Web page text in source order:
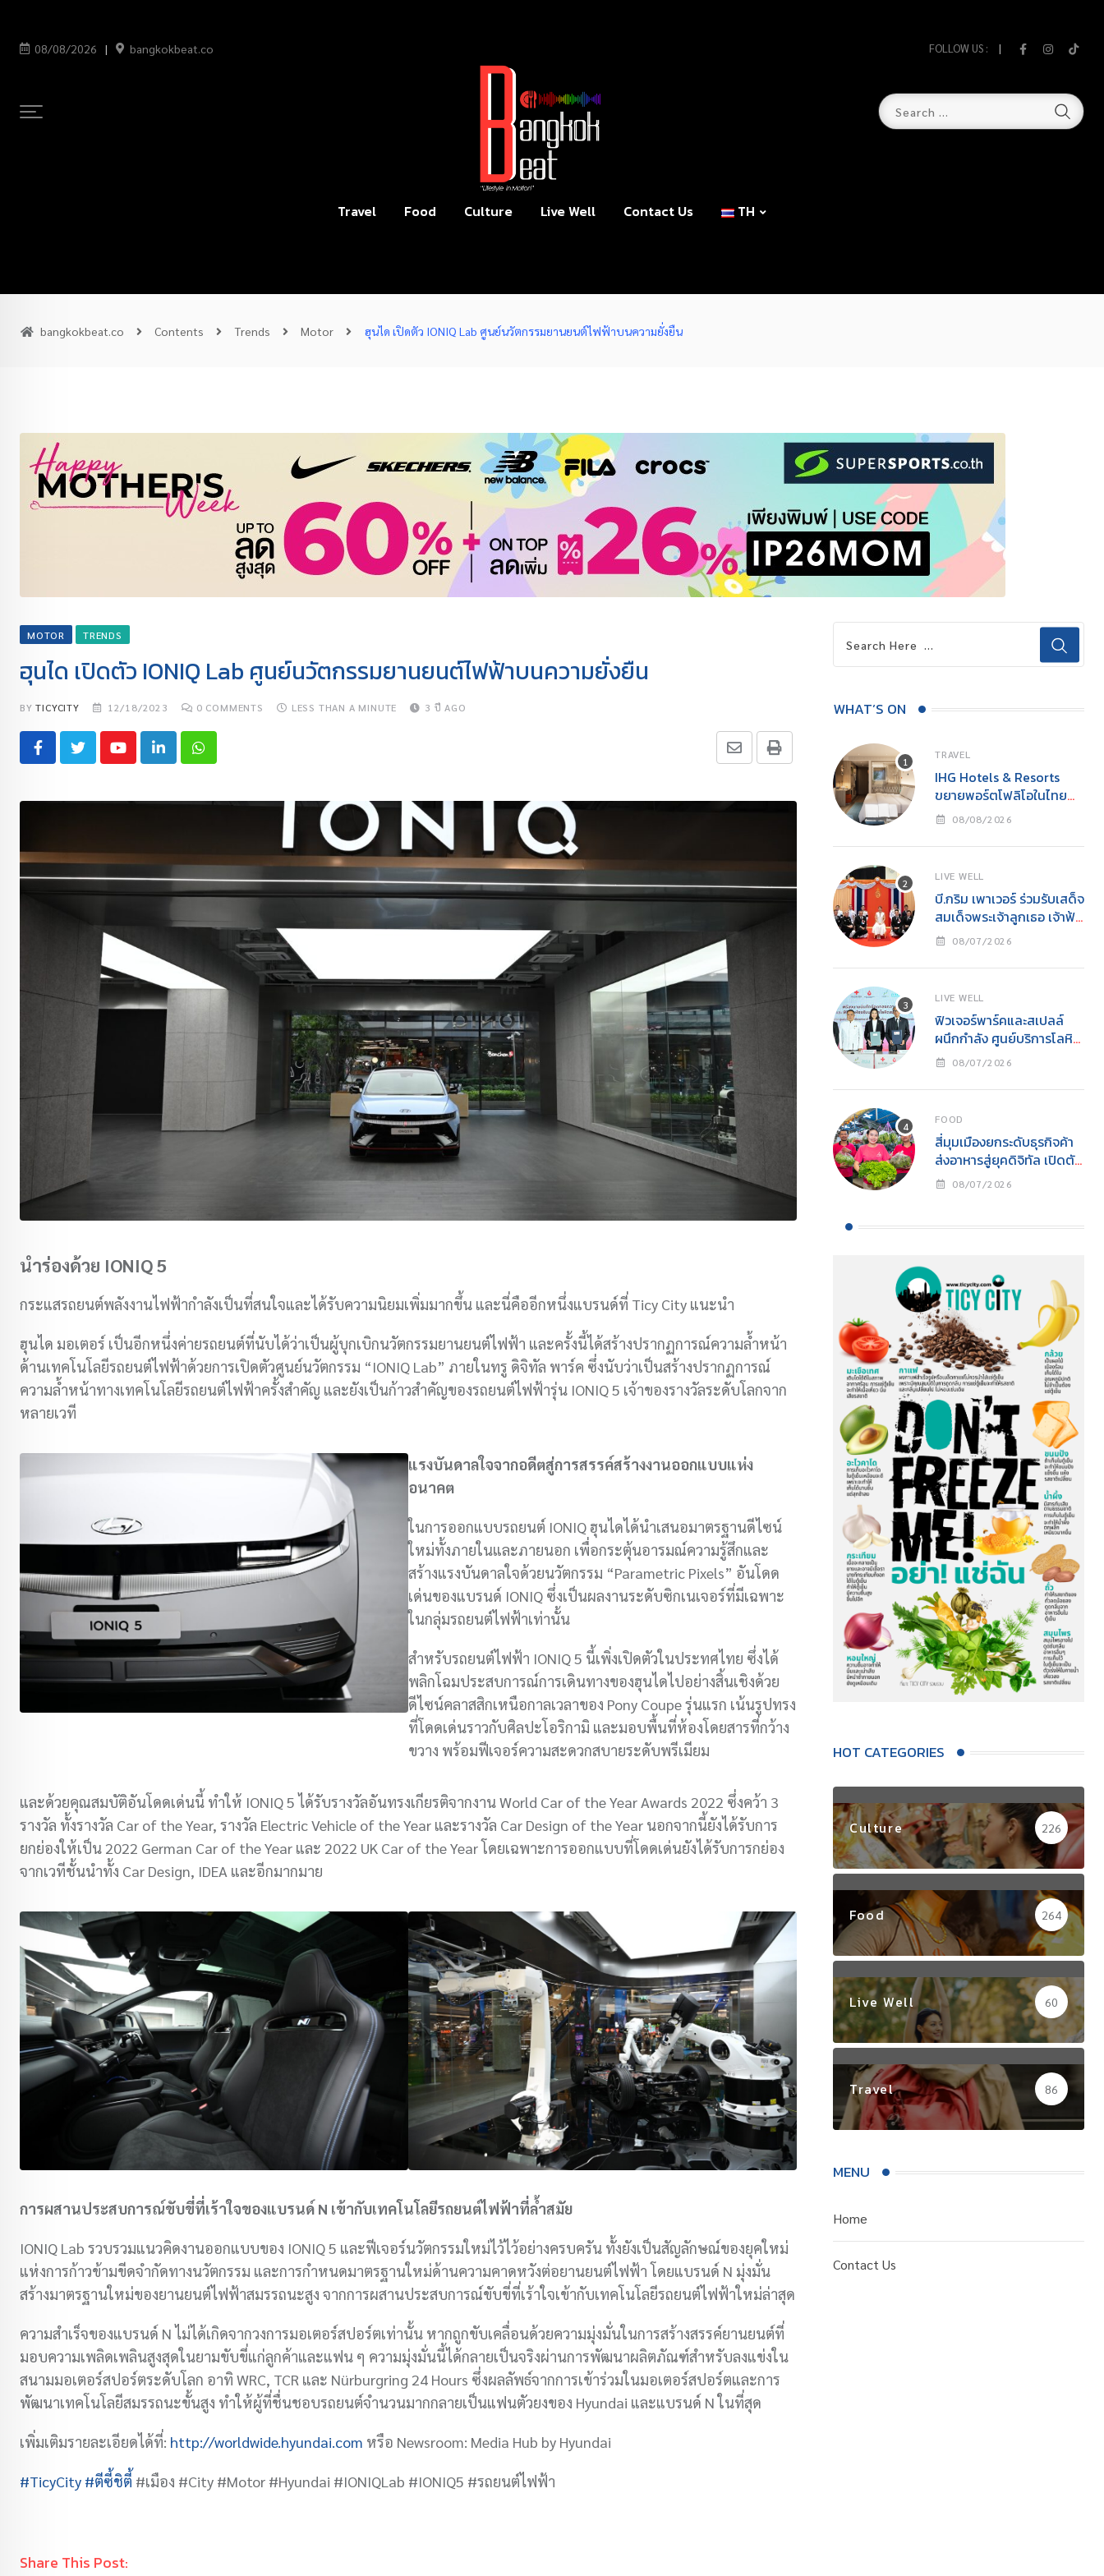
08/08/2026 bangkokbeat.co FOLLOW US :
Travel Food Culture Live Well Contact Us TH
bangkokbeat.co Contents Trends Motor ฮุนได เปิดตัว IONIQ Lab ศูนย์นวัตกรรมยานยนต์ไฟฟ้าบนความยั่งยืน
MOTOR TRENDS
ฮุนได เปิดตัว IONIQ Lab ศูนย์นวัตกรรมยานยนต์ไฟฟ้าบนความยั่งยืน
BYTICYCITY 12/18/2023 0 COMMENTS LESS THAN A MINUTE 3 ปี AGO
นำร่องด้วย IONIQ 5
กระแสรถยนต์พลังงานไฟฟ้ากำลังเป็นที่สนใจและได้รับความนิยมเพิ่มมากขึ้น และนี่คืออีกหนึ่งแบรนด์ที่ Ticy City แนะนำ
ฮุนได มอเตอร์ เป็นอีกหนึ่งค่ายรถยนต์ที่นับได้ว่าเป็นผู้บุกเบิกนวัตกรรมยานยนต์ไฟฟ้า และครั้งนี้ได้สร้างปรากฏการณ์ความล้ำหน้า
ด้านเทคโนโลยีรถยนต์ไฟฟ้าด้วยการเปิดตัวศูนย์นวัตกรรม “IONIQ Lab” ภายในทรู ดิจิทัล พาร์ค ซึ่งนับว่าเป็นสร้างปรากฏการณ์
ความล้ำหน้าทางเทคโนโลยีรถยนต์ไฟฟ้าครั้งสำคัญ และยังเป็นก้าวสำคัญของรถยนต์ไฟฟ้ารุ่น IONIQ 5 เจ้าของรางวัลระดับโลกจาก
หลายเวที
แรงบันดาลใจจากอดีตสู่การสรรค์สร้างงานออกแบบแห่ง
อนาคต
ในการออกแบบรถยนต์ IONIQ ฮุนไดได้นำเสนอมาตรฐานดีไซน์
ใหม่ทั้งภายในและภายนอก เพื่อกระตุ้นอารมณ์ความรู้สึกและ
สร้างแรงบันดาลใจด้วยนวัตกรรม “Parametric Pixels” อันโดด
เด่นของแบรนด์ IONIQ ซึ่งเป็นผลงานระดับซิกเนเจอร์ที่มีเฉพาะ
ในกลุ่มรถยนต์ไฟฟ้าเท่านั้น
สำหรับรถยนต์ไฟฟ้า IONIQ 5 นี้เพิ่งเปิดตัวในประทศไทย ซึ่งได้
พลิกโฉมประสบการณ์การเดินทางของฮุนไดไปอย่างสิ้นเชิงด้วย
ดีไซน์คลาสสิกเหนือกาลเวลาของ Pony Coupe รุ่นแรก เน้นรูปทรง
ที่โดดเด่นราวกับศิลปะโอริกามิ และมอบพื้นที่ห้องโดยสารที่กว้าง
ขวาง พร้อมฟีเจอร์ความสะดวกสบายระดับพรีเมียม
และด้วยคุณสมบัติอันโดดเด่นนี้ ทำให้ IONIQ 5 ได้รับรางวัลอันทรงเกียรติจากงาน World Car of the Year Awards 2022 ซึ่งคว้า 3
รางวัล ทั้งรางวัล Car of the Year, รางวัล Electric Vehicle of the Year และรางวัล Car Design of the Year นอกจากนี้ยังได้รับการ
ยกย่องให้เป็น 2022 German Car of the Year และ 2022 UK Car of the Year โดยเฉพาะการออกแบบที่โดดเด่นยังได้รับการกย่อง
จากเวทีชั้นนำทั้ง Car Design, IDEA และอีกมากมาย
การผสานประสบการณ์ขับขี่ที่เร้าใจของแบรนด์ N เข้ากับเทคโนโลยีรถยนต์ไฟฟ้าที่ล้ำสมัย
IONIQ Lab รวบรวมแนวคิดงานออกแบบของ IONIQ 5 และฟีเจอร์นวัตกรรมใหม่ไว้ไว้อย่างครบครัน ทั้งยังเป็นสัญลักษณ์ของยุคใหม่
แห่งการก้าวข้ามขีดจำกัดทางนวัตกรรม และการกำหนดมาตรฐานใหม่ด้านความคาดหวังต่อยานยนต์ไฟฟ้า โดยแบรนด์ N มุ่งมั่น
สร้างมาตรฐานใหม่ของยานยนต์ไฟฟ้าสมรรถนะสูง จากการผสานประสบการณ์ขับขี่ที่เร้าใจเข้ากับเทคโนโลยีรถยนต์ไฟฟ้าใหม่ล่าสุด
ความสำเร็จของแบรนด์ N ไม่ได้เกิดจากวงการมอเตอร์สปอร์ตเท่านั้น หากถูกขับเคลื่อนด้วยความมุ่งมั่นในการสร้างสรรค์ยานยนต์ที่
มอบความเพลิดเพลินสูงสุดในยามขับขี่แก่ลูกค้าและแฟน ๆ ความมุ่งมั่นนี้ได้กลายเป็นจริงผ่านการพัฒนาผลิตภัณฑ์สำหรับลงแข่งใน
สนามมอเตอร์สปอร์ตระดับโลก อาทิ WRC, TCR และ Nürburgring 24 Hours ซึ่งผลลัพธ์จากการเข้าร่วมในมอเตอร์สปอร์ตและการ
พัฒนาเทคโนโลยีสมรรถนะขั้นสูง ทำให้ผู้ที่ชื่นชอบรถยนต์จำนวนมากกลายเป็นแฟนตัวยงของ Hyundai และแบรนด์ N ในที่สุด
เพิ่มเติมรายละเอียดได้ที่: http://worldwide.hyundai.com หรือ Newsroom: Media Hub by Hyundai
#TicyCity #ตีซี้ชิต ี้ #เมือง #City #Motor #Hyundai #IONIQLab #IONIQ5 #รถยนต์ไฟฟ้า
Share This Post:
WHAT’S ON
TRAVEL
IHG Hotels & Resorts
ขยายพอร์ตโฟลิโอในไทย
เปิดตัว Holiday Inn
08/08/2026
LIVE WELL
บี.กริม เพาเวอร์ ร่วมรับเสด็จ
สมเด็จพระเจ้าลูกเธอ เจ้าฟ้า
สิริวัณณวรี นารีรัตนราช
รักษ์ทะเล SEA THE
อนุรักษ์ทะเลแห่งปีเพื่อการ
อนุรักษ์ทรัพยากรทางทะเล
อย่างยั่งยืน
08/07/2026
LIVE WELL
ฟิวเจอร์พาร์คและสเปลล์
ผนึกกำลัง ศูนย์บริการโลหิต
แห่งชาติ สภากาชาดไทย
ประจำที่ (Fixed Station)”
จังหวัดปทุมธานี ภายใต้
โครงการ “ฟิวเจอร์ให้ใจ”
เดินหน้าสร้างสังคมแห่งการ
ให้
08/07/2026
FOOD
สี่มุมเมืองยกระดับธุรกิจค้า
ส่งอาหารสู่ยุคดิจิทัล เปิดตัว
“สี่มุมเมืองออนไลน์”
วัตถุดิบอาหารออนไลน์
ของอาเซียน
08/07/2026
HOT CATEGORIES
Culture 226
Food 264
Live Well 60
Travel 86
MENU
Home
Contact Us